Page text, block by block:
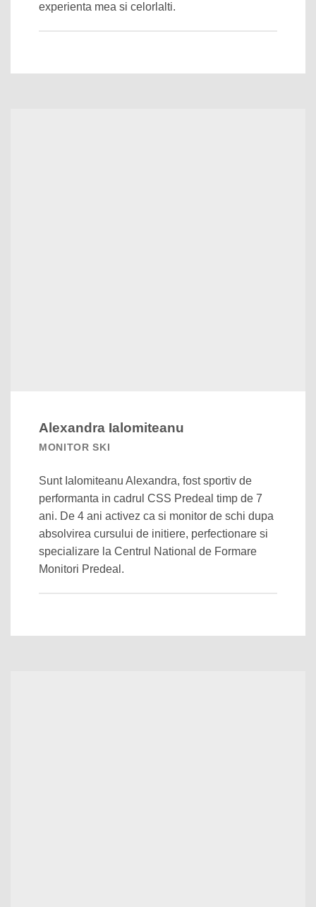
experienta mea si celorlalti.
Alexandra Ialomiteanu
MONITOR SKI
Sunt Ialomiteanu Alexandra, fost sportiv de
performanta in cadrul CSS Predeal timp de 7
ani. De 4 ani activez ca si monitor de schi dupa
absolvirea cursului de initiere, perfectionare si
specializare la Centrul National de Formare
Monitori Predeal.